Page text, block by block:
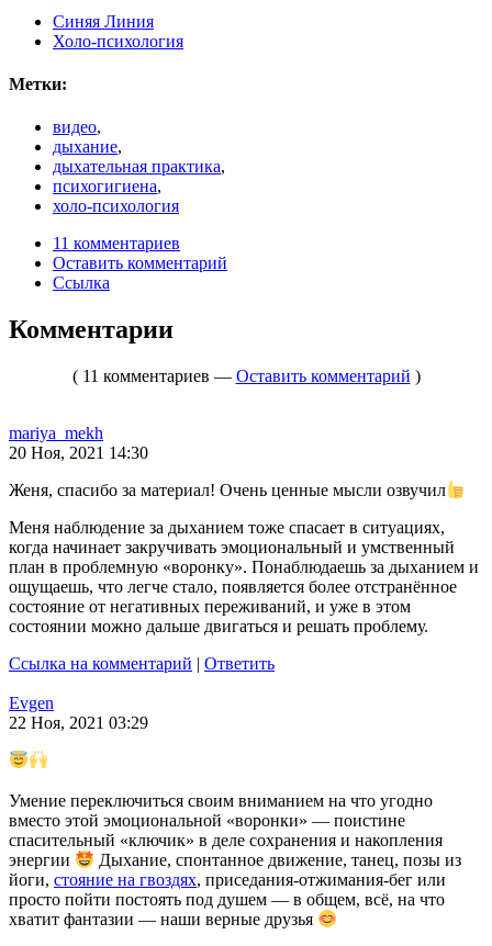
Синяя Линия
Холо-психология
Метки:
видео,
дыхание,
дыхательная практика,
психогигиена,
холо-психология
11 комментариев
Оставить комментарий
Ссылка
Комментарии
( 11 комментариев — Оставить комментарий )
mariya_mekh
20 Ноя, 2021 14:30
Женя, спасибо за материал! Очень ценные мысли озвучил
Меня наблюдение за дыханием тоже спасает в ситуациях,
когда начинает закручивать эмоциональный и умственный
план в проблемную «воронку». Понаблюдаешь за дыханием и
ощущаешь, что легче стало, появляется более отстранённое
состояние от негативных переживаний, и уже в этом
состоянии можно дальше двигаться и решать проблему.
Ссылка на комментарий | Ответить
Evgen
22 Ноя, 2021 03:29
Умение переключиться своим вниманием на что угодно
вместо этой эмоциональной «воронки» — поистине
спасительный «ключик» в деле сохранения и накопления
энергии
Дыхание, спонтанное движение, танец, позы из
йоги, стояние на гвоздях, приседания-отжимания-бег или
просто пойти постоять под душем — в общем, всё, на что
хватит фантазии — наши верные друзья